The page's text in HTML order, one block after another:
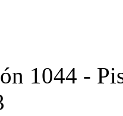
1044 -